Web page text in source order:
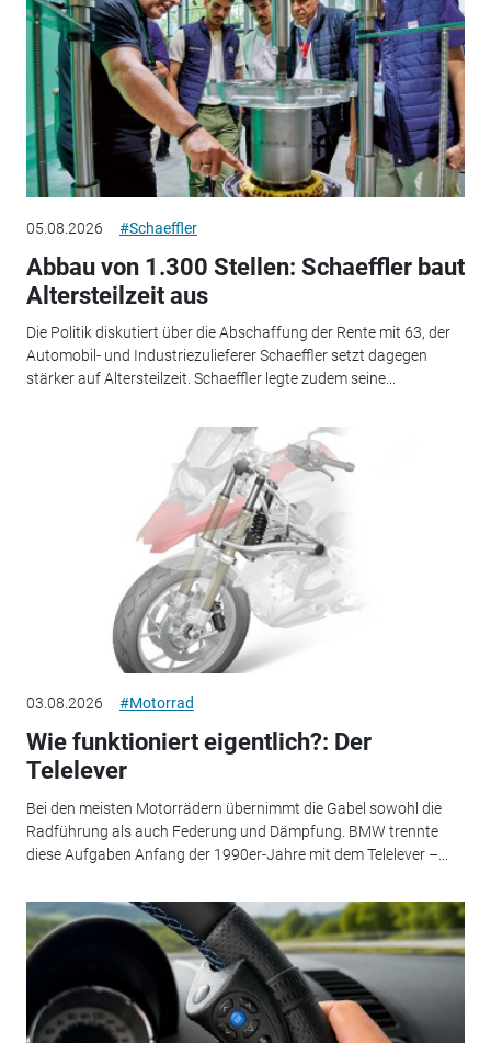
05.08.2026 #Schaeffler
Abbau von 1.300 Stellen: Schaeffler baut
Altersteilzeit aus
Die Politik diskutiert über die Abschaffung der Rente mit 63, der
Automobil- und Industriezulieferer Schaeffler setzt dagegen
stärker auf Altersteilzeit. Schaeffler legte zudem seine...
03.08.2026 #Motorrad
Wie funktioniert eigentlich?: Der
Telelever
Bei den meisten Motorrädern übernimmt die Gabel sowohl die
Radführung als auch Federung und Dämpfung. BMW trennte
diese Aufgaben Anfang der 1990er-Jahre mit dem Telelever –...